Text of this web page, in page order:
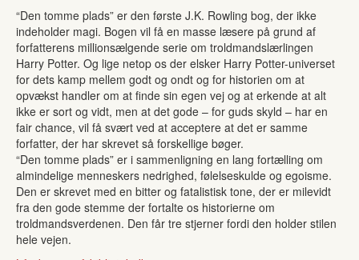
“Den tomme plads” er den første J.K. Rowling bog, der ikke
indeholder magi. Bogen vil få en masse læsere på grund af
forfatterens millionsælgende serie om troldmandslærlingen
Harry Potter. Og lige netop os der elsker Harry Potter-universet
for dets kamp mellem godt og ondt og for historien om at
opvækst handler om at finde sin egen vej og at erkende at alt
ikke er sort og vidt, men at det gode – for guds skyld – har en
fair chance, vil få svært ved at acceptere at det er samme
forfatter, der har skrevet så forskellige bøger.
“Den tomme plads” er i sammenligning en lang fortælling om
almindelige menneskers nedrighed, følelseskulde og egoisme.
Den er skrevet med en bitter og fatalistisk tone, der er milevidt
fra den gode stemme der fortalte os historierne om
troldmandsverdenen. Den får tre stjerner fordi den holder stilen
hele vejen.